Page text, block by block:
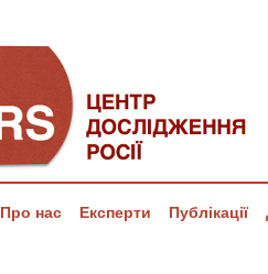
Про нас Експерти Публікації